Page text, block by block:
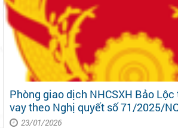
Phòng giao dịch NHCSXH Bảo
vay theo Nghị quyết số 71/2025/NQ-HĐND ngày
10/12/2025 của HĐND tỉnh Lâm
23/01/2026